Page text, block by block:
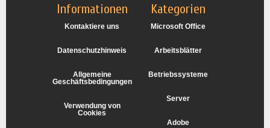
Informationen
Kontaktiere uns
Datenschutzhinweis
Allgemeine
Geschäftsbedingungen
Verwendung von
Cookies
Kategorien
Microsoft Office
Arbeitsblätter
Betriebssysteme
Server
Adobe